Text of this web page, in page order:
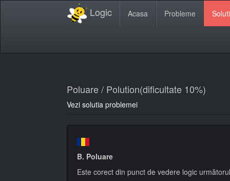
Logic Acasa Probleme
Poluare / Polution(dificultate 10%)
Vezi solutia problemei
B. Poluare
Este corect din punct de vedere logic